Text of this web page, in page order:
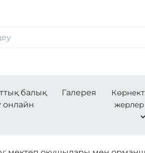
балық
онлайн
Галерея
жерлер